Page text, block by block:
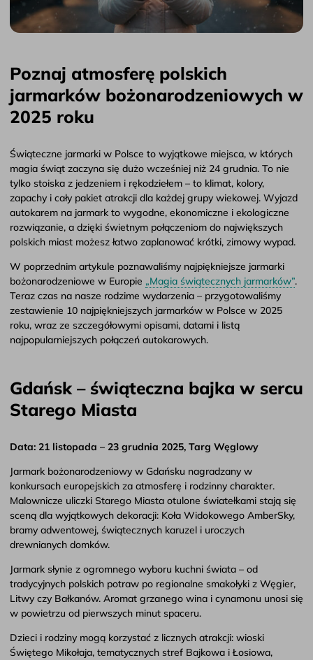
Poznaj atmosferę polskich
jarmarków bożonarodzeniowych w
2025 roku
Świąteczne jarmarki w Polsce to wyjątkowe miejsca, w których
magia świąt zaczyna się dużo wcześniej niż 24 grudnia. To nie
tylko stoiska z jedzeniem i rękodziełem – to klimat, kolory,
zapachy i cały pakiet atrakcji dla każdej grupy wiekowej. Wyjazd
autokarem na jarmark to wygodne, ekonomiczne i ekologiczne
rozwiązanie, a dzięki świetnym połączeniom do największych
polskich miast możesz łatwo zaplanować krótki, zimowy wypad.
W poprzednim artykule poznawaliśmy najpiękniejsze jarmarki
bożonarodzeniowe w Europie „Magia świątecznych jarmarków”.
Teraz czas na nasze rodzime wydarzenia – przygotowaliśmy
zestawienie 10 najpiękniejszych jarmarków w Polsce w 2025
roku, wraz ze szczegółowymi opisami, datami i listą
najpopularniejszych połączeń autokarowych.
Gdańsk – świąteczna bajka w sercu
Starego Miasta
Data: 21 listopada – 23 grudnia 2025, Targ Węglowy
Jarmark bożonarodzeniowy w Gdańsku nagradzany w
konkursach europejskich za atmosferę i rodzinny charakter.
Malownicze uliczki Starego Miasta otulone światełkami stają się
sceną dla wyjątkowych dekoracji: Koła Widokowego AmberSky,
bramy adwentowej, świątecznych karuzel i uroczych
drewnianych domków.
Jarmark słynie z ogromnego wyboru kuchni świata – od
tradycyjnych polskich potraw po regionalne smakołyki z Węgier,
Litwy czy Bałkanów. Aromat grzanego wina i cynamonu unosi się
w powietrzu od pierwszych minut spaceru.
Dzieci i rodziny mogą korzystać z licznych atrakcji: wioski
Świętego Mikołaja, tematycznych stref Bajkowa i Łosiowa,